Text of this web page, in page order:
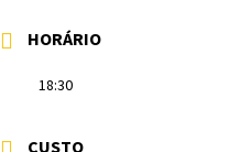
HORÁRIO
18:30
CUSTO